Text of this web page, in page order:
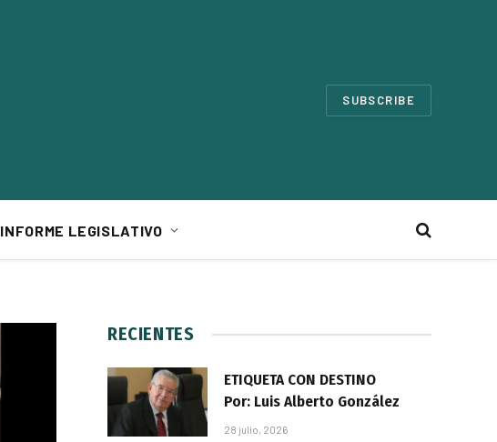
SUBSCRIBE
INFORME LEGISLATIVO
RECIENTES
ETIQUETA CON DESTINO
Por: Luis Alberto González
28 julio, 2026